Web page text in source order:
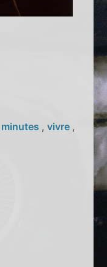
minutes ,vivre ,